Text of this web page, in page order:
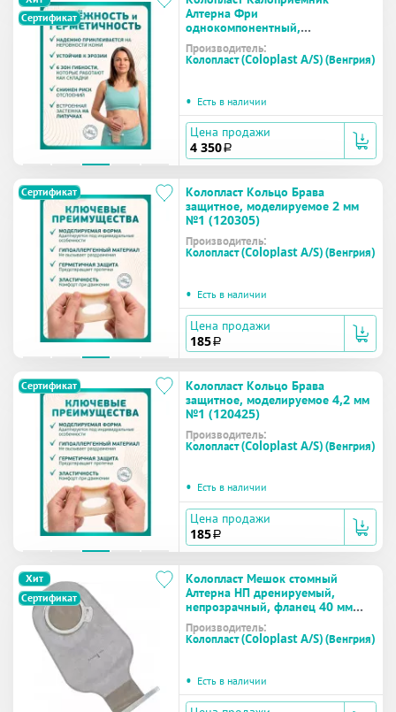
Сертификат
Алтерна Фри
однокомпонентный,
дренируемый, непрозрачный,
вырезаемое отверстие 12-75 мм
№30 (17500)
Производитель:
Колопласт (Coloplast A/S) (Венгрия)
• Есть в наличии
Цена продажи
4 350 a
Сертификат
Колопласт Кольцо Брава
защитное, моделируемое 2 мм
№1 (120305)
Производитель:
Колопласт (Coloplast A/S) (Венгрия)
• Есть в наличии
Цена продажи
185 a
Сертификат
Колопласт Кольцо Брава
защитное, моделируемое 4,2 мм
№1 (120425)
Производитель:
Колопласт (Coloplast A/S) (Венгрия)
• Есть в наличии
Цена продажи
185 a
Хит
Сертификат
Колопласт Мешок стомный
Алтерна НП дренируемый,
непрозрачный, фланец 40 мм
(17620) №30
Производитель:
Колопласт (Coloplast A/S) (Венгрия)
• Есть в наличии